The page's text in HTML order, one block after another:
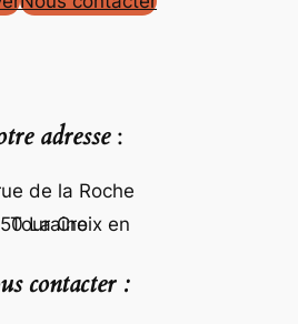
adresse:
de la Roche
37150 La Croix en Touraine
contacter :